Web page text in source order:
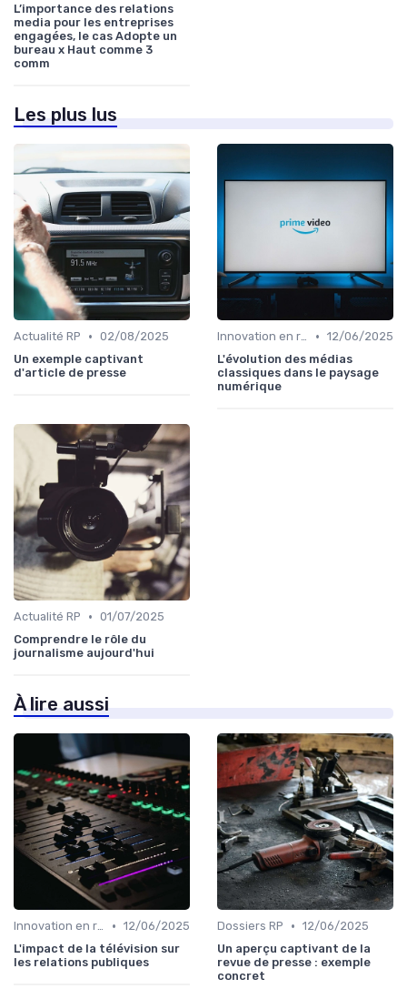
L’importance des relations
media pour les entreprises
engagées, le cas Adopte un
bureau x Haut comme 3
comm
Les plus lus
Actualité RP • 02/08/2025
Un exemple captivant
d'article de presse
Innovation en relation presse • 12/06/2025
L'évolution des médias
classiques dans le paysage
numérique
Actualité RP • 01/07/2025
Comprendre le rôle du
journalisme aujourd'hui
À lire aussi
Innovation en relation presse • 12/06/2025
L'impact de la télévision sur
les relations publiques
Dossiers RP • 12/06/2025
Un aperçu captivant de la
revue de presse : exemple
concret